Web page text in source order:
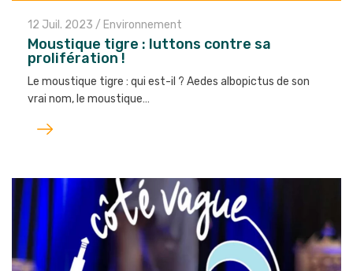
12 Juil. 2023 / Environnement
Moustique tigre : luttons contre sa
prolifération !
Le moustique tigre : qui est-il ? Aedes albopictus de son
vrai nom, le moustique…
Lire
l'article